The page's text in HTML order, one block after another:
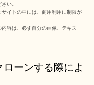
い。
イトの中には、商用利用に制限が
容は、必ず自分の画像、テキス
ーンする際によ